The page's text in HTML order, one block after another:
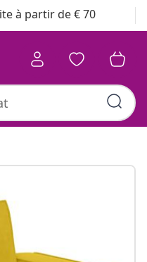
à partir de € 70